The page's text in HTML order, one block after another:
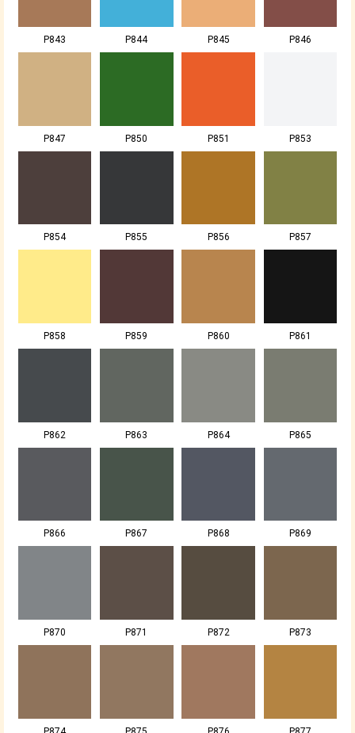
P843 P844 P845 P846
P847 P850 P851 P853
P854 P855 P856 P857
P858 P859 P860 P861
P862 P863 P864 P865
P866 P867 P868 P869
P870 P871 P872 P873